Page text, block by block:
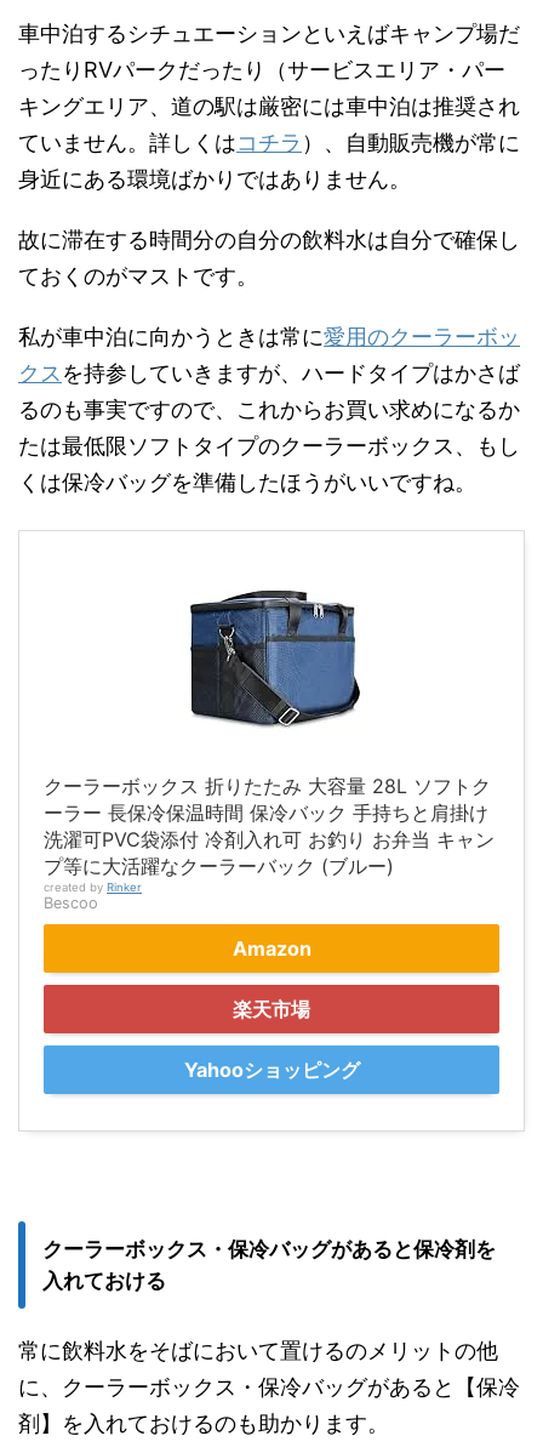
車中泊するシチュエーションといえばキャンプ場だ
ったりRVパークだったり（サービスエリア・パー
キングエリア、道の駅は厳密には車中泊は推奨され
ていません。詳しくはコチラ ）、自動販売機が常に
身近にある環境ばかりではありません。
故に滞在する時間分の自分の飲料水は自分で確保し
ておくのがマストです。
私が車中泊に向かうときは常に愛用のクーラーボッ
クス を持参していきますが、ハードタイプはかさば
るのも事実ですので、これからお買い求めになるか
たは最低限ソフトタイプのクーラーボックス、もし
くは保冷バッグを準備したほうがいいですね。
クーラーボックス 折りたたみ 大容量 28L ソフトク
ーラー 長保冷保温時間 保冷バック 手持ちと肩掛け
洗濯可PVC袋添付 冷剤入れ可 お釣り お弁当 キャン
プ等に大活躍なクーラーバック (ブルー)
created by Rinker
Bescoo
Amazon
楽天市場
Yahooショッピング
クーラーボックス・保冷バッグがあると保冷剤を
入れておける
常に飲料水をそばにおいて置けるのメリットの他
に、クーラーボックス・保冷バッグがあると【保冷
剤】を入れておけるのも助かります。